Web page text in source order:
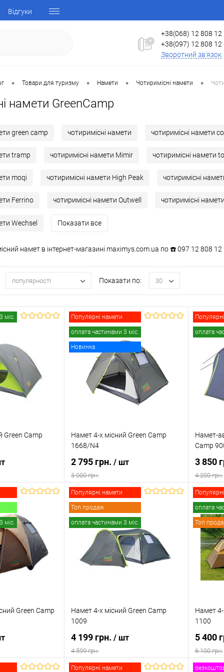
Відгуки
+38(068) 12 808 12
+38(097) 12 808 12
Зворотний зв'язок
• Товари для туризму • Намети • Чотиримісні намети •
намети GreenCamp
green camp чотиримісні намети чотиримісні намети
tramp чотиримісні намети Mimir чотиримісні намети
moqi чотиримісні намети High Peak чотиримісні
Ferrino чотиримісні намети Outwell чотиримісні
Wechsel Показати все
намет в інтернет-магазині maximys.com.ua по ☎️ 097 12 808 12
популярності Показати по: 30
міс.
Green Camp
Порівняння
В наявності
Популярні намети
оплата частинами 3 міс.
Новинка
Намет 4-х місний Green Camp
1668/N4
2 795 грн. / шт
3 000 грн.
В кошик
Купити в 1 клік Порівняння
В обране В наявності
оплата
Намет-
Camp
3 850
4 200 грн.
В
міс.
Green Camp
Популярні намети
Топ продаж
оплата частинами 3 міс.
Намет 4-х місний Green Camp
1009
4 199 грн. / шт
4 599 грн.
оплата
Топ
Намет 4-
1100
5 400
6 100 грн.
Популярні намети